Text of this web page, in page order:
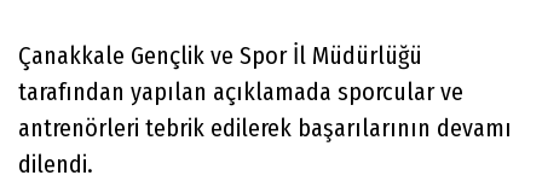
Çanakkale Gençlik ve Spor İl Müdürlüğü
tarafından yapılan açıklamada sporcular ve
antrenörleri tebrik edilerek başarılarının devamı
dilendi.